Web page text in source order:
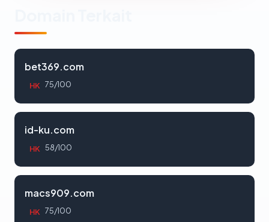
bet369.com
HK 75/100
id-ku.com
HK 58/100
macs909.com
HK 75/100